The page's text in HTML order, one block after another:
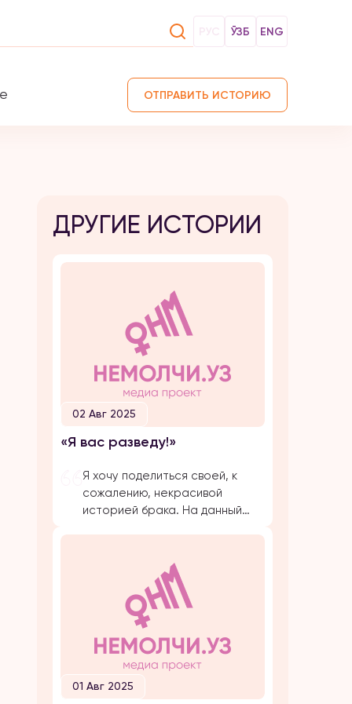
РУС ЎЗБ ENG
ОТПРАВИТЬ ИСТОРИЮ
ДРУГИЕ ИСТОРИИ
02 Авг 2025
«Я вас разведу!»
Я хочу поделиться своей, к
сожалению, некрасивой
историей брака. На данный
подвергаюсь публичной
травле, оскорблениям и
обвинениям в убийстве брата
своего супруга. Расскажу все
с начала… Я вышла замуж по
большой любви. Супруг меня
добивался несколько лет,
затем мы встречались почти 5
лет и он мне сделал
01 Авг 2025